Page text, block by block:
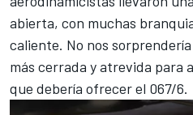
abierta, con muchas
caliente. No nos
más cerrada y atrevida para
que debería ofrecer el 067/6.